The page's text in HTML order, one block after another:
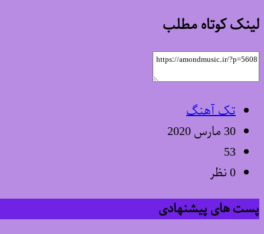
لینک کوتاه مطلب
تک آهنگ
30 مارس 2020
53
0 نظر
پست های پیشنهادی